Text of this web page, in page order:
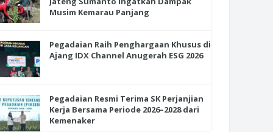
Musim Kemarau Panjang
Pegadaian Raih Penghargaan Khusus di
Ajang IDX Channel Anugerah ESG 2026
Pegadaian Resmi Terima SK Perjanjian
Kerja Bersama Periode 2026–2028 dari
Kemenaker